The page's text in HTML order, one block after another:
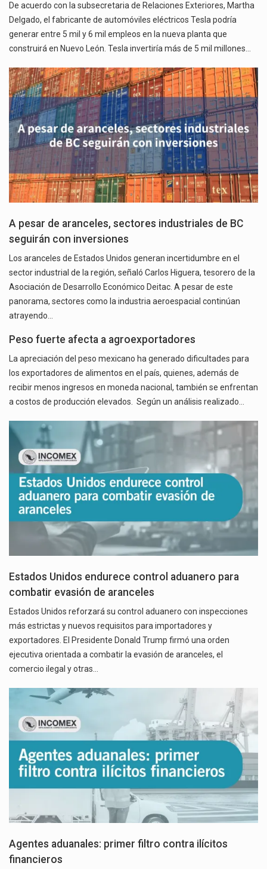
De acuerdo con la subsecretaria de Relaciones Exteriores, Martha
Delgado, el fabricante de automóviles eléctricos Tesla podría
generar entre 5 mil y 6 mil empleos en la nueva planta que
construirá en Nuevo León. Tesla invertiría más de 5 mil millones…
A pesar de aranceles, sectores industriales de BC
seguirán con inversiones
Los aranceles de Estados Unidos generan incertidumbre en el
sector industrial de la región, señaló Carlos Higuera, tesorero de la
Asociación de Desarrollo Económico Deitac. A pesar de este
panorama, sectores como la industria aeroespacial continúan
atrayendo…
Peso fuerte afecta a agroexportadores
La apreciación del peso mexicano ha generado dificultades para
los exportadores de alimentos en el país, quienes, además de
recibir menos ingresos en moneda nacional, también se enfrentan
a costos de producción elevados. Según un análisis realizado…
Estados Unidos endurece control aduanero para
combatir evasión de aranceles
Estados Unidos reforzará su control aduanero con inspecciones
más estrictas y nuevos requisitos para importadores y
exportadores. El Presidente Donald Trump firmó una orden
ejecutiva orientada a combatir la evasión de aranceles, el
comercio ilegal y otras…
Agentes aduanales: primer filtro contra ilícitos
financieros